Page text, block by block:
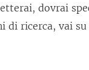
dovrai
di ricerca, vai